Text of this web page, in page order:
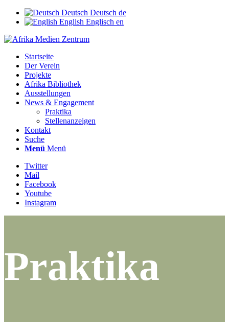
Deutsch Deutsch de
English Englisch en
Startseite
Der Verein
Projekte
Afrika Bibliothek
Ausstellungen
News & Engagement
Praktika
Stellenanzeigen
Kontakt
Suche
Menü Menü
Twitter
Mail
Facebook
Youtube
Instagram
Praktika